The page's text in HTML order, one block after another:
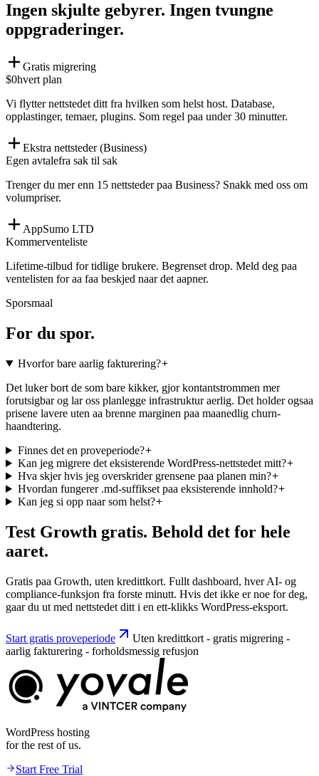
Ingen skjulte gebyrer. Ingen tvungne
oppgraderinger.
Gratis migrering
$0hvert plan
Vi flytter nettstedet ditt fra hvilken som helst host. Database,
opplastinger, temaer, plugins. Som regel paa under 30 minutter.
Ekstra nettsteder (Business)
Egen avtalefra sak til sak
Trenger du mer enn 15 nettsteder paa Business? Snakk med oss om
volumpriser.
AppSumo LTD
Kommerventeliste
Lifetime-tilbud for tidlige brukere. Begrenset drop. Meld deg paa
ventelisten for aa faa beskjed naar det aapner.
Sporsmaal
For du spor.
Hvorfor bare aarlig fakturering?
Det luker bort de som bare kikker, gjor kontantstrommen mer
forutsigbar og lar oss planlegge infrastruktur aerlig. Det holder ogsaa
prisene lavere uten aa brenne marginen paa maanedlig churn-
haandtering.
Finnes det en proveperiode?
Kan jeg migrere det eksisterende WordPress-nettstedet mitt?
Hva skjer hvis jeg overskrider grensene paa planen min?
Hvordan fungerer .md-suffikset paa eksisterende innhold?
Kan jeg si opp naar som helst?
Test Growth gratis. Behold det for hele
aaret.
Gratis paa Growth, uten kredittkort. Fullt dashboard, hver AI- og
compliance-funksjon fra forste minutt. Hvis det ikke er noe for deg,
gaar du ut med nettstedet ditt i en ett-klikks WordPress-eksport.
Start gratis proveperiode
Uten kredittkort - gratis migrering -
aarlig fakturering - forholdsmessig refusjon
WordPress hosting
for the rest of us.
Start Free Trial